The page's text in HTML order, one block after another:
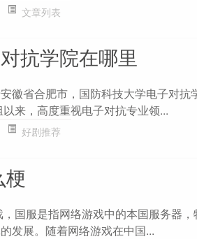
文章列表
抗学院在哪里
徽省合肥市，国防科技大学电子对抗
来，高度重视电子对抗专业领...
好剧推荐
国服是指网络游戏中的本国服务器，
发展。随着网络游戏在中国...